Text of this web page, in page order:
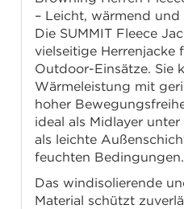
– Leicht, wärmend
Die SUMMIT Fleece
vielseitige
Outdoor-Einsätze. Sie
Wärmeleistung mit
hoher
ideal als Midlayer
als leichte
feuchten Bedingungen.
Das windisolierende
Material schützt